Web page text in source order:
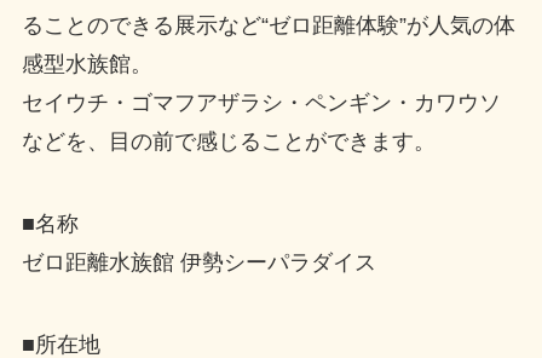
ることのできる展示など“ゼロ距離体験”が人気の体
感型水族館。
セイウチ・ゴマフアザラシ・ペンギン・カワウソ
などを、目の前で感じることができます。
■名称
ゼロ距離水族館 伊勢シーパラダイス
■所在地